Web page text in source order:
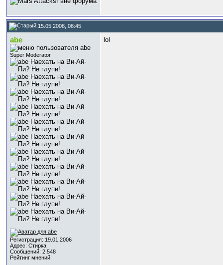
15.05.2008, 08:45
abe
Super Moderator
Регистрация: 19.01.2006
Адрес: Стирка
Сообщений: 2,548
Рейтинг мнений:
lol